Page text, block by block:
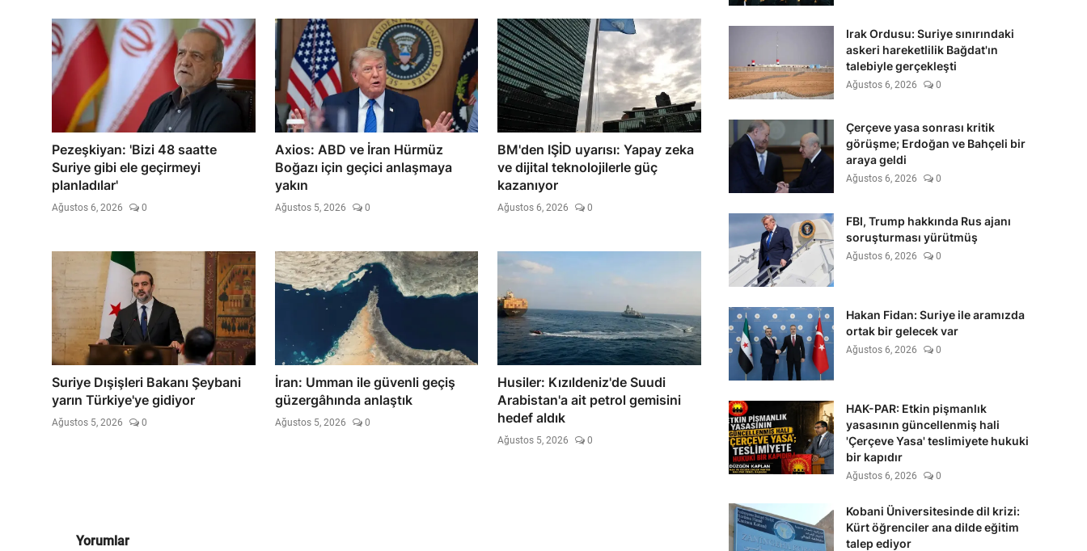
Pezeşkiyan: 'Bizi 48 saatte
Suriye gibi ele geçirmeyi
planladılar'
Ağustos 6, 2026 0
Axios: ABD ve İran Hürmüz
Boğazı için geçici anlaşmaya
yakın
Ağustos 5, 2026 0
BM'den IŞİD uyarısı: Yapay zeka
ve dijital teknolojilerle güç
kazanıyor
Ağustos 6, 2026 0
Suriye Dışişleri Bakanı Şeybani
yarın Türkiye'ye gidiyor
Ağustos 5, 2026 0
İran: Umman ile güvenli geçiş
güzergâhında anlaştık
Ağustos 5, 2026 0
Husiler: Kızıldeniz'de Suudi
Arabistan'a ait petrol gemisini
hedef aldık
Ağustos 5, 2026 0
Yorumlar
Irak Ordusu: Suriye sınırındaki
askeri hareketlilik Bağdat'ın
talebiyle gerçekleşti
Ağustos 6, 2026 0
Çerçeve yasa sonrası kritik
görüşme; Erdoğan ve Bahçeli bir
araya geldi
Ağustos 6, 2026 0
FBI, Trump hakkında Rus ajanı
soruşturması yürütmüş
Ağustos 6, 2026 0
Hakan Fidan: Suriye ile aramızda
ortak bir gelecek var
Ağustos 6, 2026 0
HAK-PAR: Etkin pişmanlık
yasasının güncellenmiş hali
'Çerçeve Yasa' teslimiyete hukuki
bir kapıdır
Ağustos 6, 2026 0
Kobani Üniversitesinde dil krizi:
Kürt öğrenciler ana dilde eğitim
talep ediyor